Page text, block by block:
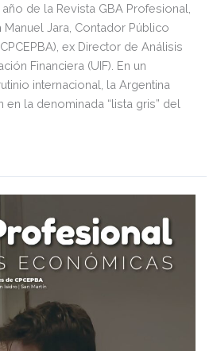
de la Revista GBA Profesional,
Jara, Contador Público
ex Director de Análisis
Financiera (UIF). En un
internacional, la Argentina
la denominada “lista gris” del